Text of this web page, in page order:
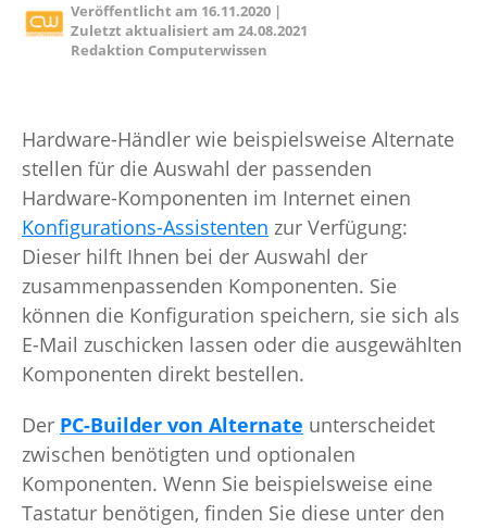
Veröffentlicht am 16.11.2020 |
Zuletzt aktualisiert am24.08.2021
Redaktion Computerwissen
Hardware-Händler wie beispielsweise Alternate
stellen für die Auswahl der passenden
Hardware-Komponenten im Internet einen
Konfigurations-Assistenten zur Verfügung:
Dieser hilft Ihnen bei der Auswahl der
zusammenpassenden Komponenten. Sie
können die Konfiguration speichern, sie sich als
E-Mail zuschicken lassen oder die ausgewählten
Komponenten direkt bestellen.
Der PC-Builder von Alternate unterscheidet
zwischen benötigten und optionalen
Komponenten. Wenn Sie beispielsweise eine
Tastatur benötigen, finden Sie diese unter den